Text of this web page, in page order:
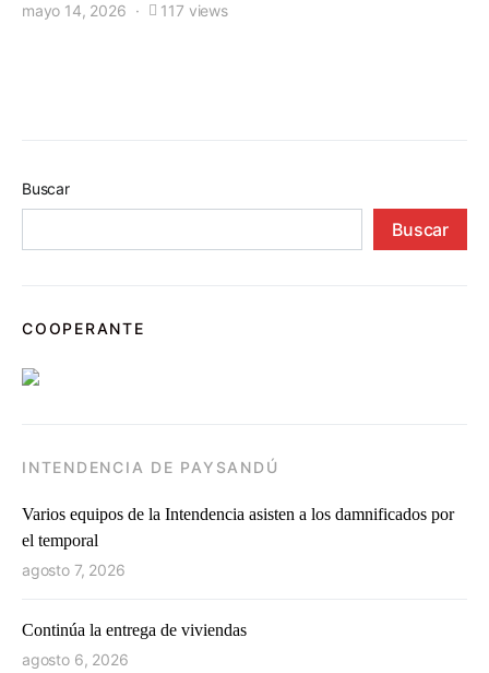
mayo 14, 2026 117 views
Buscar
Buscar
COOPERANTE
INTENDENCIA DE PAYSANDÚ
Varios equipos de la Intendencia asisten a los damnificados por
el temporal
agosto 7, 2026
Continúa la entrega de viviendas
agosto 6, 2026